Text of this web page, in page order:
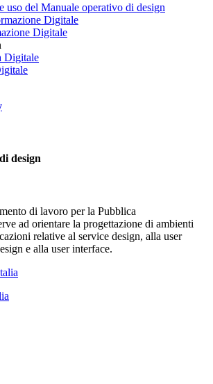
uso del Manuale operativo di design
Digitale
design
di lavoro per la Pubblica
ad orientare la progettazione di ambienti
relative al service design, alla user
e alla user interface.